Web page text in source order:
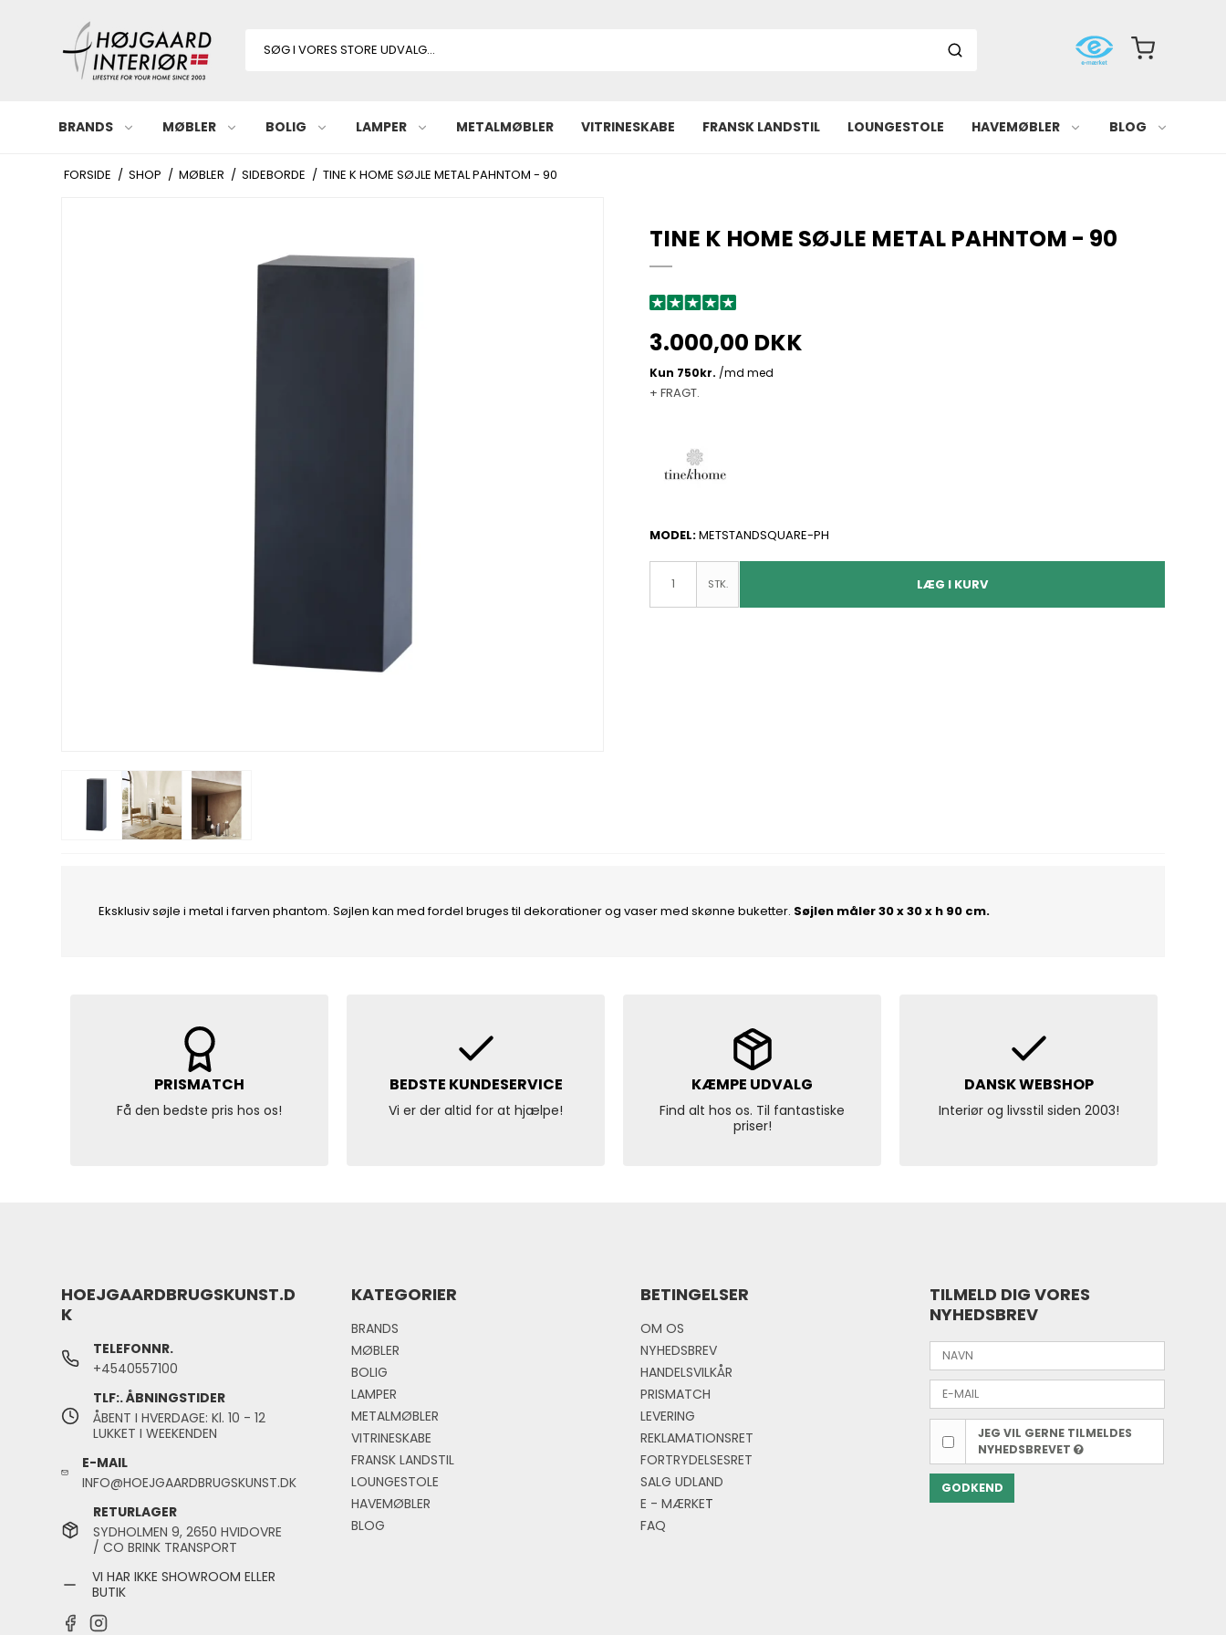
BRANDS MØBLER BOLIG LAMPER METALMØBLER VITRINESKABE FRANSK LANDSTIL LOUNGESTOLE HAVEMØBLER BLOG
FORSIDE / SHOP / MØBLER / SIDEBORDE / TINE K HOME SØJLE METAL PAHNTOM - 90
TINE K HOME SØJLE METAL PAHNTOM - 90
3.000,00 DKK
+ FRAGT.
MODEL:METSTANDSQUARE-PH
STK. LÆG I KURV
Eksklusiv søjle i metal i farven phantom. Søjlen kan med fordel bruges til dekorationer og vaser med skønne buketter. Søjlen måler 30 x 30 x h 90 cm.
PRISMATCH
Få den bedste pris hos os!
BEDSTE KUNDESERVICE
Vi er der altid for at hjælpe!
KÆMPE UDVALG
Find alt hos os. Til fantastiske
priser!
DANSK WEBSHOP
Interiør og livsstil siden 2003!
HOEJGAARDBRUGSKUNST.D
K
TELEFONNR.
+4540557100
TLF:. ÅBNINGSTIDER
ÅBENT I HVERDAGE: Kl. 10 - 12
LUKKET I WEEKENDEN
E-MAIL
INFO@HOEJGAARDBRUGSKUNST.DK
RETURLAGER
SYDHOLMEN 9, 2650 HVIDOVRE
/ CO BRINK TRANSPORT
VI HAR IKKE SHOWROOM ELLER
BUTIK
KATEGORIER
BRANDS
MØBLER
BOLIG
LAMPER
METALMØBLER
VITRINESKABE
FRANSK LANDSTIL
LOUNGESTOLE
HAVEMØBLER
BLOG
BETINGELSER
OM OS
NYHEDSBREV
HANDELSVILKÅR
PRISMATCH
LEVERING
REKLAMATIONSRET
FORTRYDELSESRET
SALG UDLAND
E - MÆRKET
FAQ
TILMELD DIG VORES
NYHEDSBREV
JEG VIL GERNE TILMELDES
NYHEDSBREVET
GODKEND